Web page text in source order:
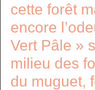
cette forêt
encore
Vert Pâle »
milieu des
du muguet,